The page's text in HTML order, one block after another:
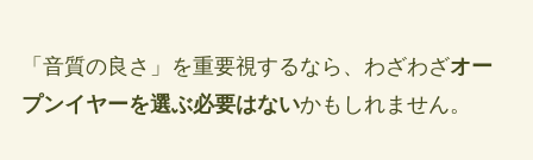
「音質の良さ」を重要視するなら、わざわざオー
プンイヤーを選ぶ必要はないかもしれません。